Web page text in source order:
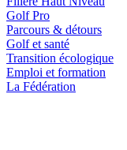
Golf Pro
Parcours & détours
Golf et santé
Transition écologique
Emploi et formation
La Fédération